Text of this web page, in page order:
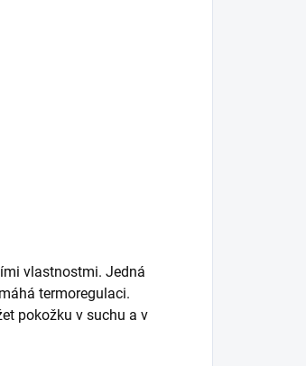
vlastnostmi. Jedná
termoregulaci.
pokožku v suchu a v